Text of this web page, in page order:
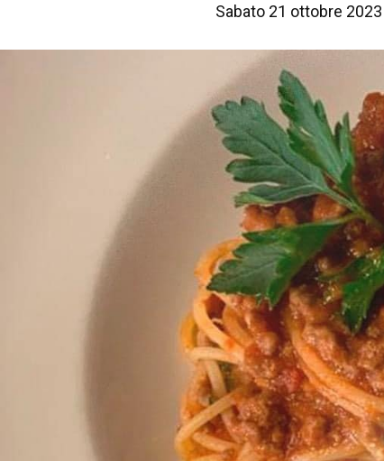
Sabato 21 ottobre